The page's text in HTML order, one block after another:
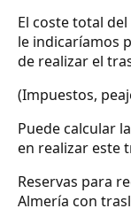
El coste total
le indicaríamos
de realizar el
(Impuestos,
Puede calcular
en realizar este
Reservas para
Almería con